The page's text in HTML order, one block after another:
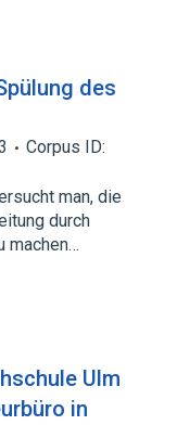
des
Corpus ID:
man, die
durch
machen…
Ulm
in